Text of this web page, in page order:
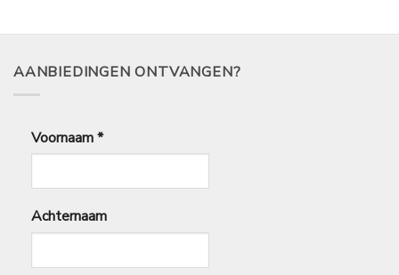
39,99
AANBIEDINGEN ONTVANGEN?
Voornaam*
Achternaam